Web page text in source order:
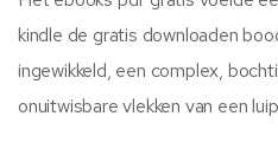
kindle de gratis downloaden
ingewikkeld, een complex,
onuitwisbare vlekken van een